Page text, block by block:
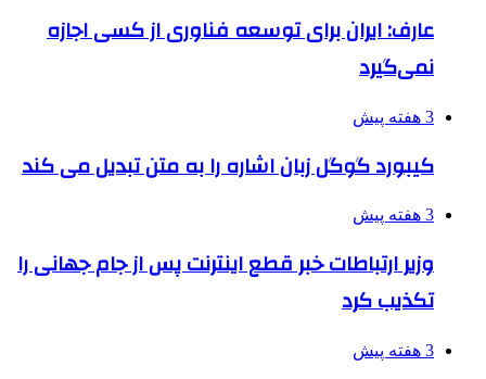
عارف: ایران برای توسعه فناوری از کسی اجازه
نمی‌گیرد
3 هفته پیش
کیبورد گوگل زبان اشاره را به متن تبدیل می کند
3 هفته پیش
وزیر ارتباطات خبر قطع اینترنت پس از جام جهانی را
تکذیب کرد
3 هفته پیش